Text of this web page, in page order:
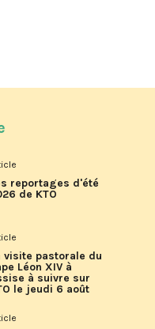
reportages d'été
de KTO
visite pastorale du
Léon XIV à
à suivre sur
le jeudi 6 août